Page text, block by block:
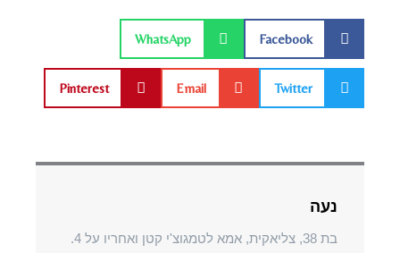
Facebook
WhatsApp
Twitter
Email
Pinterest
נעה
בת 38, צליאקית, אמא לטמגוצ'י קטן ואחריו על 4.